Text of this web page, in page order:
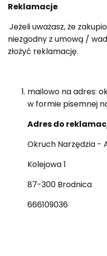
Reklamacje
Jeżeli uważasz, że
niezgodny z umową /
złożyć reklamację.
mailowo na adres:
w formie pisemnej
Adres do
Okruch Narzędzia -
Kolejowa 1
87-300 Brodnica
666109036